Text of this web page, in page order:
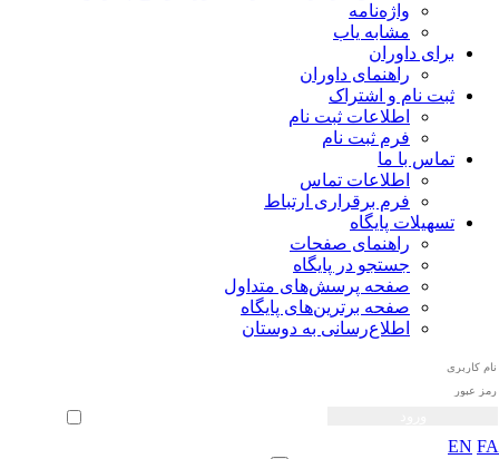
واژه‌نامه
مشابه یاب
برای داوران
راهنمای داوران
ثبت نام و اشتراک
اطلاعات ثبت نام
فرم ثبت نام
تماس با ما
اطلاعات تماس
فرم برقراری ارتباط
تسهیلات پایگاه
راهنمای صفحات
جستجو در پایگاه
صفحه پرسش‌های متداول
صفحه برترین‌های پایگاه
اطلاع‌رسانی به دوستان
ورود خودکار
EN